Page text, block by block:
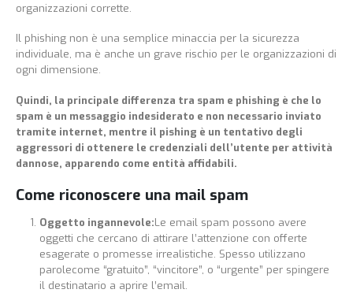
organizzazioni corrette.
Il phishing non è una semplice minaccia per la sicurezza
individuale, ma è anche un grave rischio per le organizzazioni di
ogni dimensione.
Quindi, la principale differenza tra spam e phishing è che lo
spam è un messaggio indesiderato e non necessario inviato
tramite internet, mentre il pishing è un tentativo degli
aggressori di ottenere le credenziali dell’utente per attività
dannose, apparendo come entità affidabili.
Come riconoscere una mail spam
Oggetto ingannevole:Le email spam possono avere
oggetti che cercano di attirare l’attenzione con offerte
esagerate o promesse irrealistiche. Spesso utilizzano
parolecome “gratuito”, “vincitore”, o “urgente” per spingere
il destinatario a aprire l’email.